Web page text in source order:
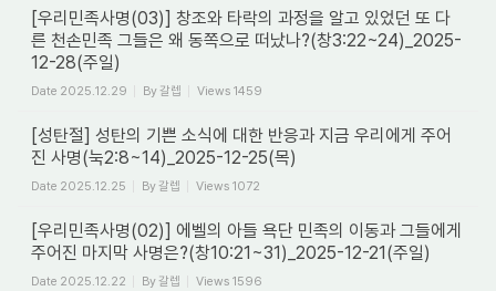
[우리민족사명(03)] 창조와 타락의 과정을 알고 있었던 또 다
른 천손민족 그들은 왜 동쪽으로 떠났나?(창3:22~24)_2025-
12-28(주일)
Date 2025.12.29 By갈렙 Views 1459
[성탄절] 성탄의 기쁜 소식에 대한 반응과 지금 우리에게 주어
진 사명(눅2:8~14)_2025-12-25(목)
Date 2025.12.25 By갈렙 Views 1072
[우리민족사명(02)] 에벨의 아들 욕단 민족의 이동과 그들에게
주어진 마지막 사명은?(창10:21~31)_2025-12-21(주일)
Date 2025.12.22 By갈렙 Views 1596